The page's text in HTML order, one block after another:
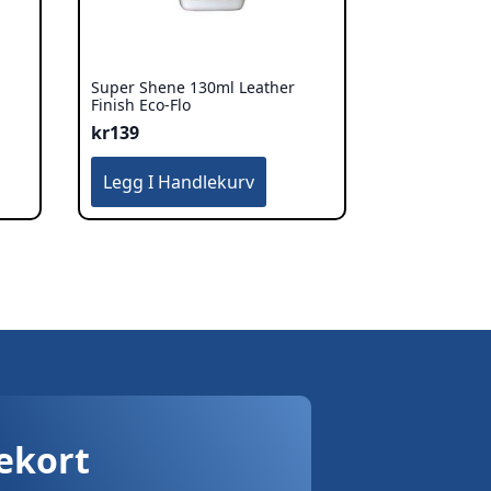
Super Shene 130ml Leather
Finish Eco-Flo
kr139
Legg I Handlekurv